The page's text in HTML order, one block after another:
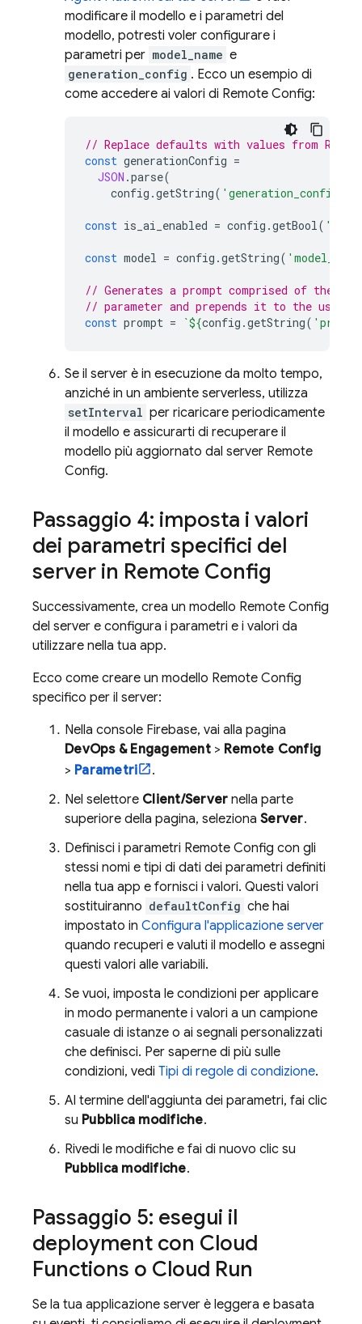
modificare il modello e i parametri del
modello, potresti voler configurare i
parametri per model_name e
generation_config . Ecco un esempio di
come accedere ai valori di Remote Config:
// Replace defaults with values from
const generationConfig =
JSON .parse(
config .getString( 'generation_config'
const is_ai_enabled = config .getBool(
const model = config .getString(
// Generates a prompt comprised of the
// parameter and prepends it to the user
const prompt = `${config .getString(
Se il server è in esecuzione da molto tempo,
anziché in un ambiente serverless, utilizza
setInterval per ricaricare periodicamente
il modello e assicurarti di recuperare il
modello più aggiornato dal server Remote
Config.
Passaggio 4: imposta i valori
dei parametri specifici del
server in Remote Config
Successivamente, crea un modello Remote Config
del server e configura i parametri e i valori da
utilizzare nella tua app.
Ecco come creare un modello Remote Config
specifico per il server:
Nella console Firebase, vai alla pagina
DevOps & Engagement> Remote Config
> Parametri
.
Nel selettore Client/Server nella parte
superiore della pagina, seleziona Server.
Definisci i parametri Remote Config con gli
stessi nomi e tipi di dati dei parametri definiti
nella tua app e fornisci i valori. Questi valori
sostituiranno defaultConfig che hai
impostato in Configura l'applicazione server
quando recuperi e valuti il modello e assegni
questi valori alle variabili.
Se vuoi, imposta le condizioni per applicare
in modo permanente i valori a un campione
casuale di istanze o ai segnali personalizzati
che definisci. Per saperne di più sulle
condizioni, vedi Tipi di regole di condizione.
Al termine dell'aggiunta dei parametri, fai clic
su Pubblica modifiche.
Rivedi le modifiche e fai di nuovo clic su
Pubblica modifiche.
Passaggio 5: esegui il
deployment con Cloud
Functions o Cloud Run
Se la tua applicazione server è leggera e basata